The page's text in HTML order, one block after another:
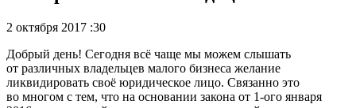
2 октября 2017 :30
Добрый день! Сегодня всё чаще мы можем слышать
от различных владельцев малого бизнеса желание
ликвидировать своё юридическое лицо. Связанно это
во многом с тем, что на основании закона от 1-ого января